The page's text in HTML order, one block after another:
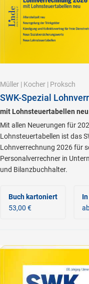
Müller | Kocher | Proksch
SWK-Spezial
mit Lohnsteuertabellen neu
Mit allen Neuerungen für
Lohnsteuertabellen ist das
Lohnverrechnung 2026 für
Personalverrechner in
und Bilanzbuchhalter.
Buch kartoniert
53,00 €